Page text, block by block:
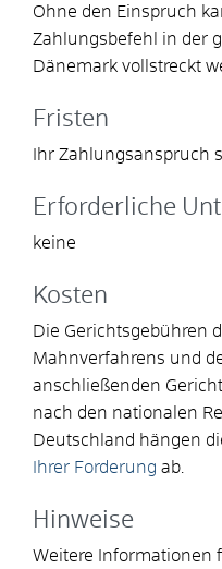
Ohne den Einspruch
Zahlungsbefehl in der
Dänemark vollstreckt
Fristen
Ihr Zahlungsanspruch
Erforderliche
keine
Kosten
Die Gerichtsgebühren
Mahnverfahrens und
anschließenden
nach den nationalen
Deutschland hängen
Ihrer Forderung ab.
Hinweise
Weitere Informationen